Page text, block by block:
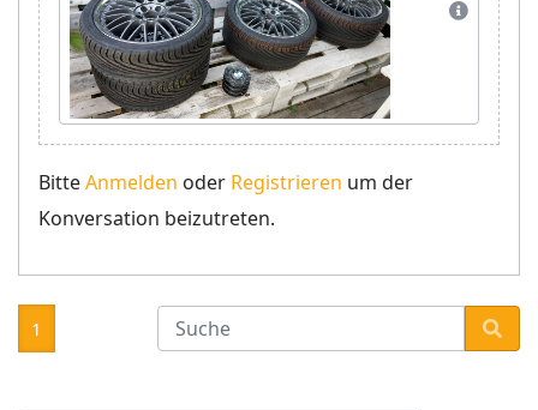
BitteAnmelden oder Registrieren um der
Konversation beizutreten.
1